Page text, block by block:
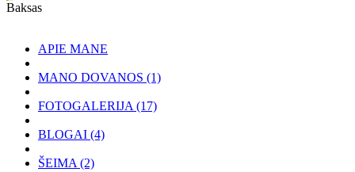
Baksas
APIE MANE
MANO DOVANOS (1)
FOTOGALERIJA (17)
BLOGAI (4)
ŠEIMA (2)